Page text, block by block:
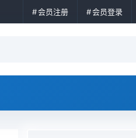
会员注册 会员登录